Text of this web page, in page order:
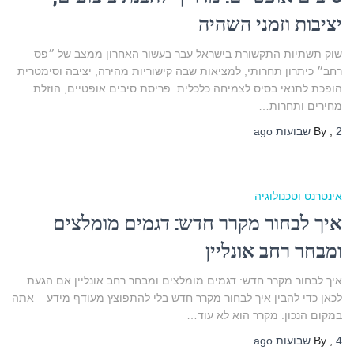
יציבות וזמני השהיה
שוק תשתיות התקשורת בישראל עבר בעשור האחרון ממצב של ״פס
רחב״ כיתרון תחרותי, למציאות שבה קישוריות מהירה, יציבה וסימטרית
הופכת לתנאי בסיס לצמיחה כלכלית. פריסת סיבים אופטיים, הוזלת
מחירים ותחרות…
By
2 שבועות
אינטרנט וטכנולוגיה
איך לבחור מקרר חדש: דגמים מומלצים
ומבחר רחב אונליין
איך לבחור מקרר חדש: דגמים מומלצים ומבחר רחב אונליין אם הגעת
לכאן כדי להבין איך לבחור מקרר חדש בלי להתפוצץ מעודף מידע – אתה
במקום הנכון. מקרר הוא לא עוד…
By
4 שבועות